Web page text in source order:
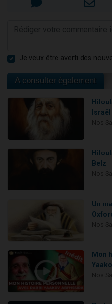
Je veux être averti des
A consulter également
Belz
Un
Mon